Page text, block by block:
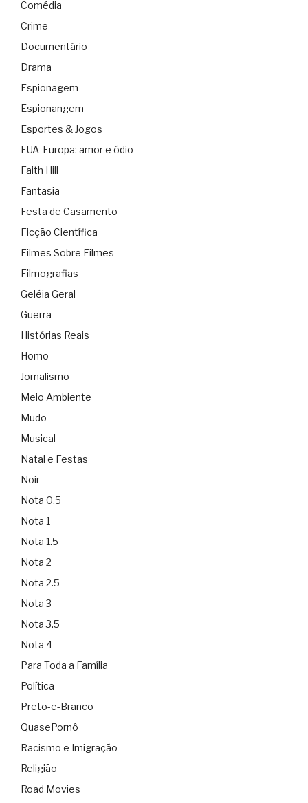
Comédia
Crime
Documentário
Drama
Espionagem
Espionangem
Esportes & Jogos
EUA-Europa: amor e ódio
Faith Hill
Fantasia
Festa de Casamento
Ficção Científica
Filmes Sobre Filmes
Filmografias
Geléia Geral
Guerra
Histórias Reais
Homo
Jornalismo
Meio Ambiente
Mudo
Musical
Natal e Festas
Noir
Nota 0.5
Nota 1
Nota 1.5
Nota 2
Nota 2.5
Nota 3
Nota 3.5
Nota 4
Para Toda a Família
Política
Preto-e-Branco
QuasePornô
Racismo e Imigração
Religião
Road Movies